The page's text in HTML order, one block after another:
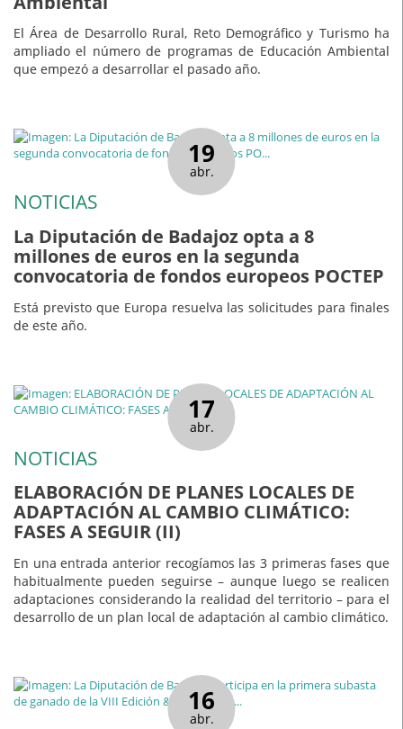
El Área de Desarrollo Rural, Reto Demográfico y Turismo ha
ampliado el número de programas de Educación Ambiental
que empezó a desarrollar el pasado año.
19
abr.
NOTICIAS
La Diputación de Badajoz opta a 8
millones de euros en la segunda
convocatoria de fondos europeos POCTEP
Está previsto que Europa resuelva las solicitudes para finales
de este año.
17
abr.
NOTICIAS
ELABORACIÓN DE PLANES LOCALES DE
ADAPTACIÓN AL CAMBIO CLIMÁTICO:
FASES A SEGUIR (II)
En una entrada anterior recogíamos las 3 primeras fases que
habitualmente pueden seguirse – aunque luego se realicen
adaptaciones considerando la realidad del territorio – para el
desarrollo de un plan local de adaptación al cambio climático.
16
abr.